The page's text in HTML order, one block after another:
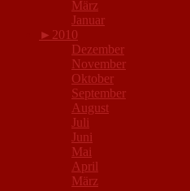
März
Januar
► 2010
Dezember
November
Oktober
September
August
Juli
Juni
Mai
April
März